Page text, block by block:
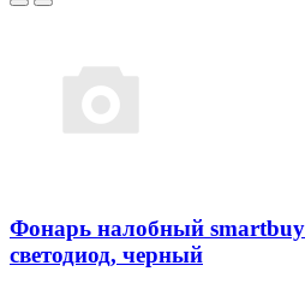
Фонарь налобный
светодиод, черный